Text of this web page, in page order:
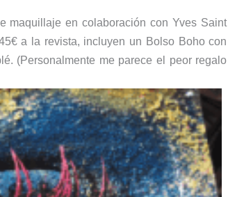
maquillaje en colaboración con Yves Saint
a la revista, incluyen un Bolso Boho con
(Personalmente me parece el peor regalo